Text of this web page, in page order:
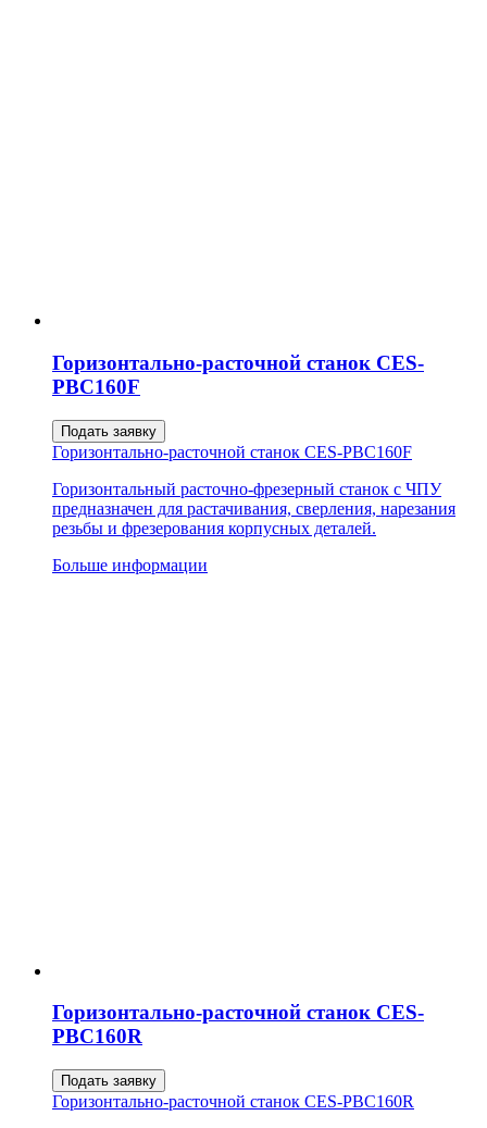
Горизонтально-расточной станок CES-
PBC160F
Подать заявку
Горизонтально-расточной станок CES-PBC160F
Горизонтальный расточно-фрезерный станок с ЧПУ
предназначен для растачивания, сверления, нарезания
резьбы и фрезерования корпусных деталей.
Больше информации
Горизонтально-расточной станок CES-
PBC160R
Подать заявку
Горизонтально-расточной станок CES-PBC160R